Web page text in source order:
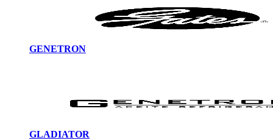
GENETRON
GLADIATOR